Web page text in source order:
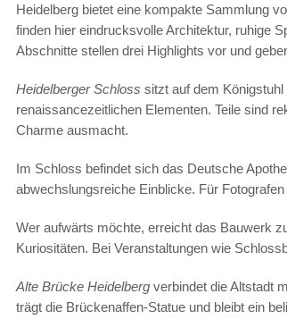
Heidelberg bietet eine kompakte Sammlung
finden hier eindrucksvolle Architektur, ruhige
Abschnitte stellen drei Highlights vor und
Heidelberger Schloss sitzt auf dem
renaissancezeitlichen Elementen. Teile sind
Charme ausmacht.
Im Schloss befindet sich das Deutsche
abwechslungsreiche Einblicke. Für
Wer aufwärts möchte, erreicht das Bauwerk
Kuriositäten. Bei Veranstaltungen wie
Alte Brücke Heidelberg verbindet die Altstadt
trägt die Brückenaffen-Statue und bleibt ein